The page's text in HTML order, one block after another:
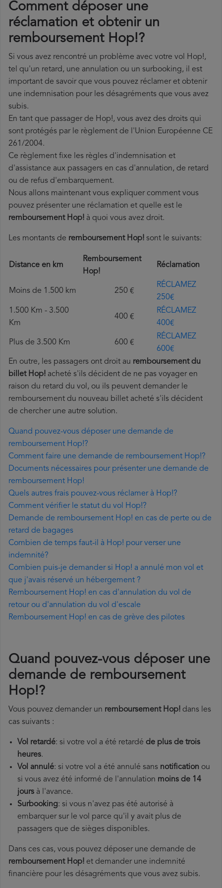
Comment déposer une
réclamation et obtenir un
remboursement Hop!?
Si vous avez rencontré un problème avec votre vol Hop!,
tel qu'un retard, une annulation ou un surbooking, il est
important de savoir que vous pouvez réclamer et obtenir
une indemnisation pour les désagréments que vous avez
subis.
En tant que passager de Hop!, vous avez des droits qui
sont protégés par le règlement de l'Union Européenne CE
261/2004.
Ce règlement fixe les règles d'indemnisation et
d'assistance aux passagers en cas d'annulation, de retard
ou de refus d'embarquement.
Nous allons maintenant vous expliquer comment vous
pouvez présenter une réclamation et quelle est le
remboursement Hop! à quoi vous avez droit.
Les montants de remboursement Hop! sont le suivants:
Distance en km
Remboursement
Hop!
Réclamation
Moins de 1.500 km 250 €
RÉCLAMEZ
250€
1.500 Km - 3.500
Km
400 €
RÉCLAMEZ
400€
Plus de 3.500 Km 600 €
RÉCLAMEZ
600€
En outre, les passagers ont droit au remboursement du
billet Hop! acheté s'ils décident de ne pas voyager en
raison du retard du vol, ou ils peuvent demander le
remboursement du nouveau billet acheté s'ils décident
de chercher une autre solution.
Quand pouvez-vous déposer une demande de
remboursement Hop!?
Comment faire une demande de remboursement Hop!?
Documents nécessaires pour présenter une demande de
remboursement Hop!
Quels autres frais pouvez-vous réclamer à Hop!?
Comment vérifier le statut du vol Hop!?
Demande de remboursement Hop! en cas de perte ou de
retard de bagages
Combien de temps faut-il à Hop! pour verser une
indemnité?
Combien puis-je demander si Hop! a annulé mon vol et
que j'avais réservé un hébergement ?
Remboursement Hop! en cas d'annulation du vol de
retour ou d'annulation du vol d'escale
Remboursement Hop! en cas de grève des pilotes
Quand pouvez-vous déposer une
demande de remboursement
Hop!?
Vous pouvez demander un remboursement Hop! dans les
cas suivants :
Vol retardé: si votre vol a été retardé de plus de trois
heures.
Vol annulé: si votre vol a été annulé sans notification ou
si vous avez été informé de l'annulation moins de 14
jours à l'avance.
Surbooking: si vous n'avez pas été autorisé à
embarquer sur le vol parce qu'il y avait plus de
passagers que de sièges disponibles.
Dans ces cas, vous pouvez déposer une demande de
remboursement Hop! et demander une indemnité
financière pour les désagréments que vous avez subis.